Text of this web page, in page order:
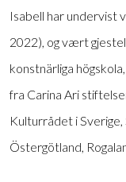
Isabell har undervist
2022), og vært
konstnärliga
fra Carina Ari
Kulturrådet i Sverige,
Östergötland,